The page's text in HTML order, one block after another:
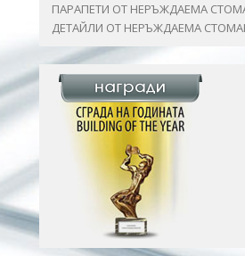
ПАРАПЕТИ ОТ НЕРЪЖДАЕМА
ДЕТАЙЛИ ОТ НЕРЪЖДАЕМА